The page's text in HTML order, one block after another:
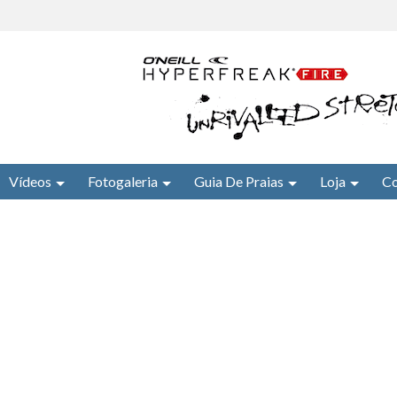
Vídeos Fotogaleria Guia De Praias Loja